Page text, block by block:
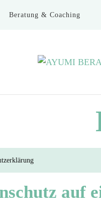
Beratung & Coaching
auf